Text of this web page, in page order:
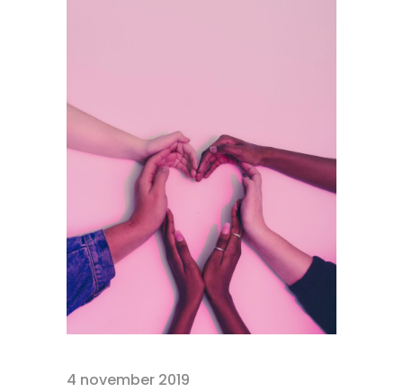
4 november 2019